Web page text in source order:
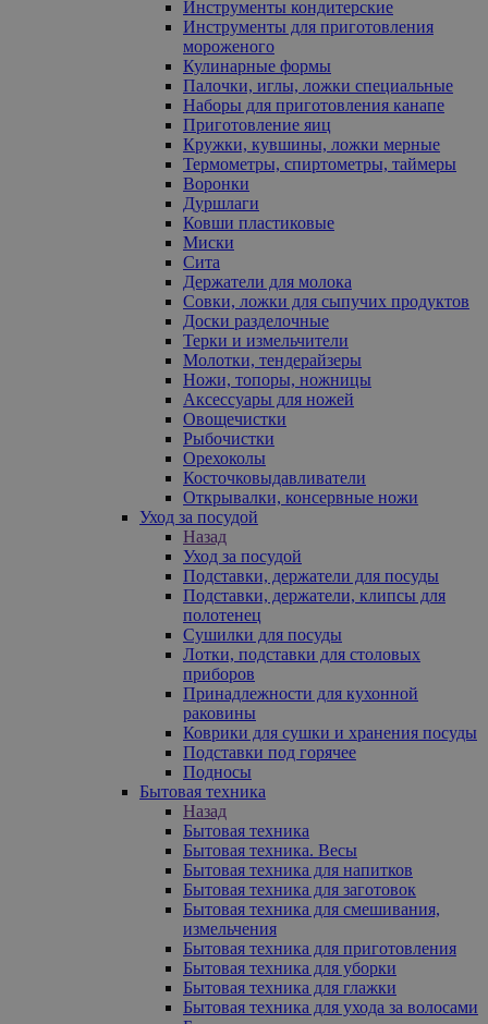
Инструменты кондитерские
Инструменты для приготовления
мороженого
Кулинарные формы
Палочки, иглы, ложки специальные
Наборы для приготовления канапе
Приготовление яиц
Кружки, кувшины, ложки мерные
Термометры, спиртометры, таймеры
Воронки
Дуршлаги
Ковши пластиковые
Миски
Сита
Держатели для молока
Совки, ложки для сыпучих продуктов
Доски разделочные
Терки и измельчители
Молотки, тендерайзеры
Ножи, топоры, ножницы
Аксессуары для ножей
Овощечистки
Рыбочистки
Орехоколы
Косточковыдавливатели
Открывалки, консервные ножи
Уход за посудой
Назад
Уход за посудой
Подставки, держатели для посуды
Подставки, держатели, клипсы для
полотенец
Сушилки для посуды
Лотки, подставки для столовых
приборов
Принадлежности для кухонной
раковины
Коврики для сушки и хранения посуды
Подставки под горячее
Подносы
Бытовая техника
Назад
Бытовая техника
Бытовая техника. Весы
Бытовая техника для напитков
Бытовая техника для заготовок
Бытовая техника для смешивания,
измельчения
Бытовая техника для приготовления
Бытовая техника для уборки
Бытовая техника для глажки
Бытовая техника для ухода за волосами